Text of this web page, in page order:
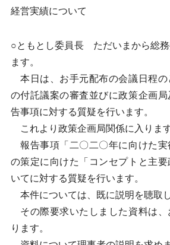
経営実績について
○ともとし委員長 ただいまから総務
ます。
本日は、お手元配布の会議日程の
の付託議案の審査並びに政策企画
告事項に対する質疑を行います。
これより政策企画局関係に入ります
報告事項「二〇二〇年に向けた実
の策定に向けた「コンセプトと主
いてに対する質疑を行います。
本件については、既に説明を聴取
その際要求いたしました資料は、
ります。